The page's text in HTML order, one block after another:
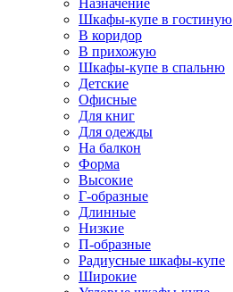
Назначение
Шкафы-купе в гостиную
В коридор
В прихожую
Шкафы-купе в спальню
Детские
Офисные
Для книг
Для одежды
На балкон
Форма
Высокие
Г-образные
Длинные
Низкие
П-образные
Радиусные шкафы-купе
Широкие